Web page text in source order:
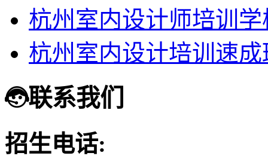
杭州室内设计师培训
杭州室内设计培训速成
联系我们
招生电话: